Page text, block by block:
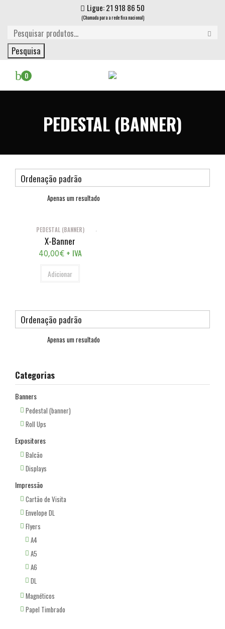
Ligue: 21 918 86 50
(Chamada para a rede fixa nacional)
Pesquisa
0
PEDESTAL (BANNER)
Apenas um resultado
PEDESTAL (BANNER)
X-Banner
40,00€ + IVA
Adicionar
Apenas um resultado
Categorias
Banners
Pedestal (banner)
Roll Ups
Expositores
Balcão
Displays
Impressão
Cartão de Visita
Envelope DL
Flyers
A4
A5
A6
DL
Magnéticos
Papel Timbrado